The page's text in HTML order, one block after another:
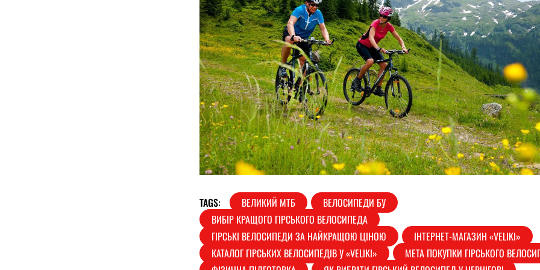
TAGS: ВЕЛИКИЙ МТБ
ВЕЛОСИПЕДИ БУ
ВИБІР КРАЩОГО ГІРСЬКОГО ВЕЛОСИПЕДА
ГІРСЬКІ ВЕЛОСИПЕДИ ЗА НАЙКРАЩОЮ ЦІНОЮ
ІНТЕРНЕТ-МАГАЗИН «VELIKI»
КАТАЛОГ ГІРСЬКИХ ВЕЛОСИПЕДІВ У «VELIKI»
МЕТА ПОКУПКИ ГІРСЬКОГО